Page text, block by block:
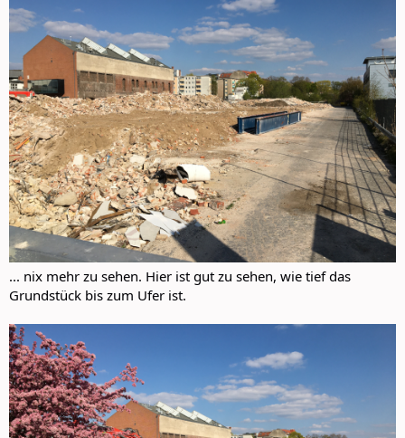
... nix mehr zu sehen. Hier ist gut zu sehen, wie tief das
Grundstück bis zum Ufer ist.